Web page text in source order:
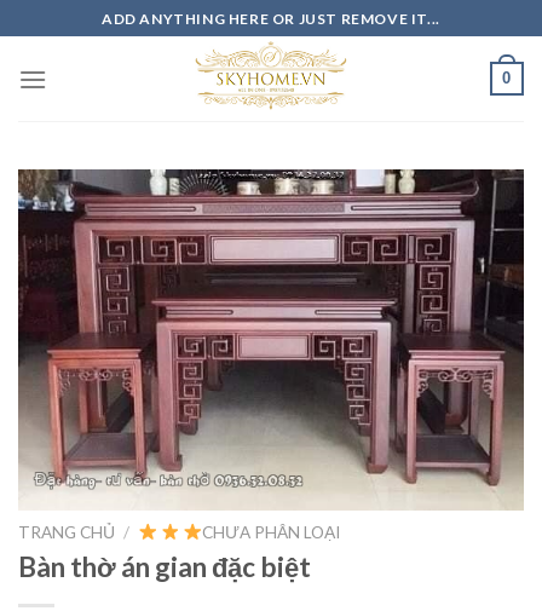
to
content
ADD ANYTHING HERE OR JUST REMOVE IT...
0
TRANG CHỦ / CHƯA PHÂN LOẠI
Bàn thờ án gian đặc biệt